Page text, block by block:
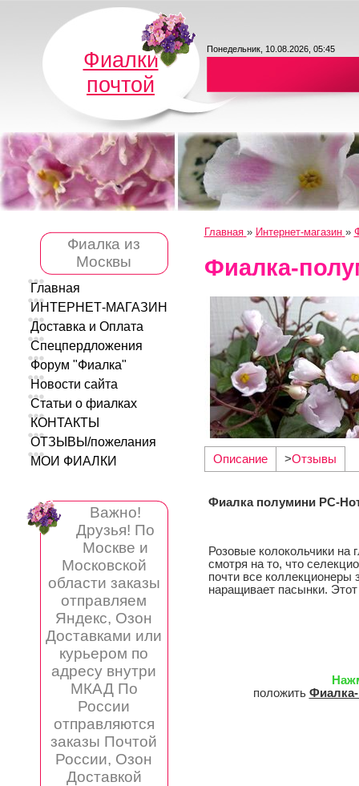
Фиалки
почтой
Понедельник, 10.08.2026, 05:45
Фиалка из
Москвы
Главная
ИНТЕРНЕТ-МАГАЗИН
Доставка и Оплата
Спецпердложения
Форум "Фиалка"
Новости сайта
Статьи о фиалках
КОНТАКТЫ
ОТЗЫВЫ/пожелания
МОИ ФИАЛКИ
Важно!
Друзья! По
Москве и
Московской
области заказы
отправляем
Яндекс, Озон
Доставками или
курьером по
адресу внутри
МКАД По
России
отправляются
заказы Почтой
России, Озон
Доставкой
Главная » Интернет-магазин »
Фиалка-
Описание >Отзывы
Фиалка полумини РС-
Розовые колокольчики на
смотря на то, что
почти все коллекционеры
наращивает пасынки.
положить